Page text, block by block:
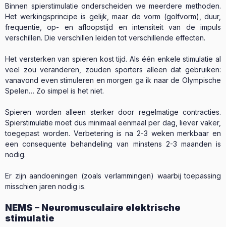
Binnen spierstimulatie onderscheiden we meerdere methoden.
Het werkingsprincipe is gelijk, maar de vorm (golfvorm), duur,
frequentie, op- en afloopstijd en intensiteit van de impuls
verschillen. Die verschillen leiden tot verschillende effecten.
Het versterken van spieren kost tijd. Als één enkele stimulatie al
veel zou veranderen, zouden sporters alleen dat gebruiken:
vanavond even stimuleren en morgen ga ik naar de Olympische
Spelen… Zo simpel is het niet.
Spieren worden alleen sterker door regelmatige contracties.
Spierstimulatie moet dus minimaal eenmaal per dag, liever vaker,
toegepast worden. Verbetering is na 2-3 weken merkbaar en
een consequente behandeling van minstens 2-3 maanden is
nodig.
Er zijn aandoeningen (zoals verlammingen) waarbij toepassing
misschien jaren nodig is.
NEMS – Neuromusculaire elektrische
stimulatie